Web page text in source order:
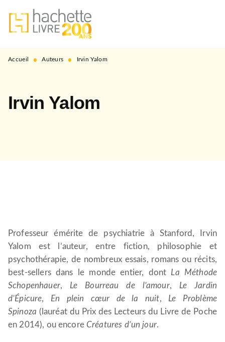
MENU RECHERCHE
PIED DE PAGE
Accueil • Auteurs • Irvin Yalom
Irvin Yalom
Professeur émérite de psychiatrie à Stanford, Irvin
Yalom est l’auteur, entre fiction, philosophie et
psychothérapie, de nombreux essais, romans ou récits,
best-sellers dans le monde entier, dont La Méthode
Schopenhauer, Le Bourreau de l’amour, Le Jardin
d’Épicure, En plein cœur de la nuit, Le Problème
Spinoza (lauréat du Prix des Lecteurs du Livre de Poche
en 2014), ou encore Créatures d’un jour.